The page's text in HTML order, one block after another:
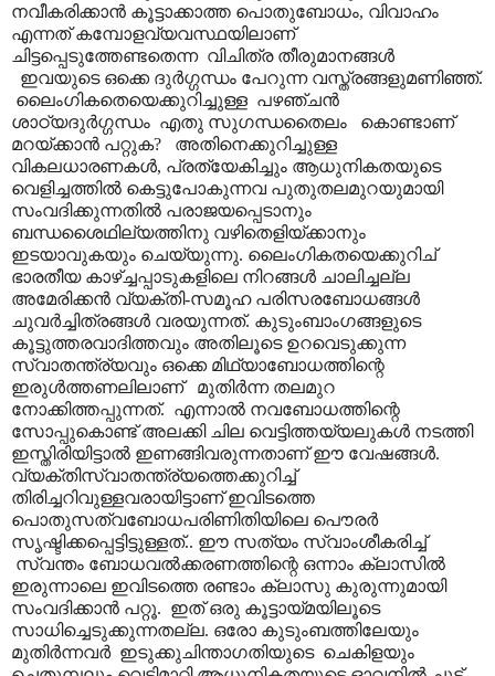
നവീകരിക്കാൻ കൂട്ടാക്കാത്ത പൊതുബോധം, വിവാഹം
എന്നത് കമ്പോളവ്യവസ്ഥയിലാണ്
ചിട്ടപ്പെടുത്തേണ്ടതെന്ന വിചിത്ര തീരുമാനങ്ങൾ
ഇവയുടെ ഒക്കെ ദുർഗ്ഗന്ധം പേറുന്ന വസ്ത്രങ്ങളുമണിഞ്ഞ്.
ലൈംഗികതെയെക്കുറിച്ചുള്ള പഴഞ്ചൻ
ശാഠ്യദുർഗ്ഗന്ധം എതു സുഗന്ധതൈലം കൊണ്ടാണ്
മറയ്ക്കാൻ പറ്റുക? അതിനെക്കുറിച്ചുള്ള
വികലധാരണകൾ, പ്രത്യേകിച്ചും ആധുനികതയുടെ
വെളിച്ചത്തിൽ കെട്ടുപോകുന്നവ പുതുതലമുറയുമായി
സംവദിക്കുന്നതിൽ പരാജയപ്പെടാനും
ബന്ധശൈഥില്യത്തിനു വഴിതെളിയ്ക്കാനും
ഇടയാവുകയും ചെയ്യുന്നു. ലൈംഗികതയെക്കുറിച്
ഭാരതീയ കാഴ്ച്ചപ്പാടുകളിലെ നിറങ്ങൾ ചാലിച്ചല്ല
അമേരിക്കൻ വ്യക്തി-സമൂഹ പരിസരബോധങ്ങൾ
ചുവർച്ചിത്രങ്ങൾ വരയുന്നത്. കുടുംബാ‍ംഗങ്ങളുടെ
കൂട്ടുത്തരവാദിത്തവും അതിലൂടെ ഉറവെടുക്കുന്ന
സ്വാതന്ത്ര്യവും ഒക്കെ മിഥ്യാബോധത്തിന്റെ
ഇരുൾത്തണലിലാണ് മുതിർന്ന തലമുറ
നോക്കിത്തപ്പുന്നത്. എന്നാൽ നവബോധത്തിന്റെ
സോപ്പുകൊണ്ട് അലക്കി ചില വെട്ടിത്തയ്യലുകൾ നടത്തി
ഇസ്തിരിയിട്ടാൽ ഇണങ്ങിവരുന്നതാണ് ഈ വേഷങ്ങൾ.
വ്യക്തിസ്വാതന്ത്ര്യത്തെക്കുറിച്ച്
തിരിച്ചറിവുള്ളവരായിട്ടാണ് ഇവിടത്തെ
പൊതുസത്വബോധപരിണിതിയിലെ പൌരർ
സൃഷ്ടിക്കപ്പെട്ടിട്ടുള്ളത്.. ഈ സത്യം സ്വാംശീകരിച്ച്
സ്വന്തം ബോധവൽക്കരണത്തിന്റെ ഒന്നാം ക്ലാസിൽ
ഇരുന്നാലെ ഇവിടത്തെ രണ്ടാം ക്ലാസു കുരുന്നുമായി
സംവദിക്കാൻ പറ്റൂ. ഇത് ഒരു കൂട്ടായ്മയിലൂടെ
സാധിച്ചെടുക്കുന്നതല്ല. ഒരോ കുടുംബത്തിലേയും
മുതിർന്നവർ ഇടുക്കുചിന്താഗതിയുടെ ചെകിളയും